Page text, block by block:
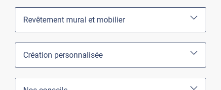
Revêtement mural et mobilier
Création personnalisée